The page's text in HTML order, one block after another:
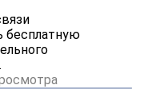
бесплатную